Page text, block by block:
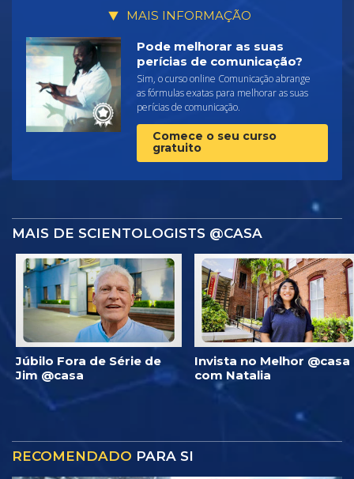
MAIS INFORMAÇÃO
Pode melhorar as suas
perícias de comunicação?
Sim, o curso online Comunicação abrange
as fórmulas exatas para melhorar as suas
perícias de comunicação.
Comece o seu curso
gratuito
MAIS DE SCIENTOLOGISTS @CASA
Júbilo Fora de Série de
Jim @casa
Invista no Melhor @casa
com Natalia
RECOMENDADO PARA SI